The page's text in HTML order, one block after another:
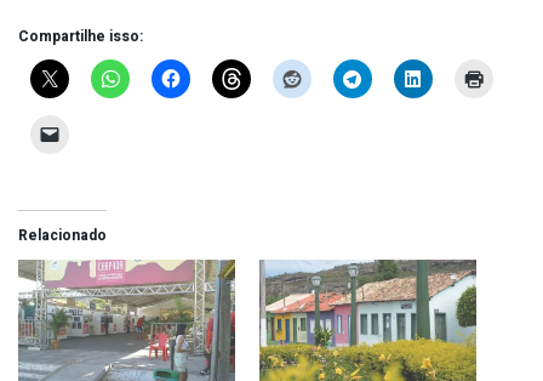
Compartilhe isso:
Relacionado